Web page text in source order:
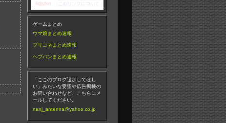
ゲームまとめ
ウマ娘まとめ速報
プリコネまとめ速報
ヘブバンまとめ速報
「ここのブログ追加してほし
い」みたいな要望や広告掲載の
お問い合わせなど、こちらにメ
ールしてください。
nanj_antenna@yahoo.co.jp